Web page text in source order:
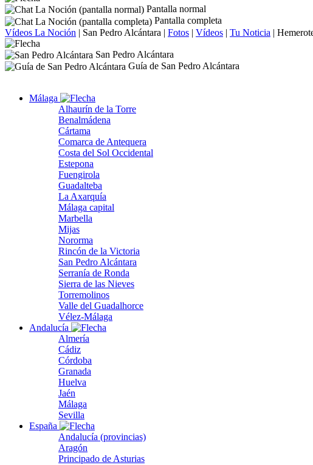
Pantalla normal
Pantalla completa
Vídeos La Noción | San Pedro Alcántara | Fotos | Vídeos | Tu Noticia |
San Pedro Alcántara
Guía de San Pedro Alcántara
Málaga
Alhaurín de la Torre
Benalmádena
Cártama
Comarca de Antequera
Costa del Sol Occidental
Estepona
Fuengirola
Guadalteba
La Axarquía
Málaga capital
Marbella
Mijas
Nororma
Rincón de la Victoria
San Pedro Alcántara
Serranía de Ronda
Sierra de las Nieves
Torremolinos
Valle del Guadalhorce
Vélez-Málaga
Andalucía
Almería
Cádiz
Córdoba
Granada
Huelva
Jaén
Málaga
Sevilla
España
Andalucía (provincias)
Aragón
Principado de Asturias